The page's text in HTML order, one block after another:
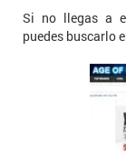
Si no llegas a
puedes buscarlo